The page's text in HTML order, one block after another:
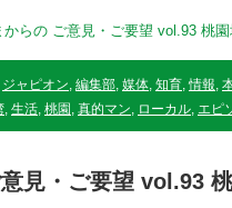
らの ご意見・ご要望 vol.93 桃
ジャピオン, 編集部, 媒体, 知育,情報,
, 生活, 桃園 , 真的マン, ローカル, エピ
見・ご要望 vol.93